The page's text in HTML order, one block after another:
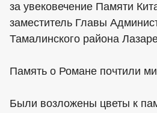
за увековечение Памяти
заместитель Главы
Тамалинского района
Память о Романе почтили
Были возложены цветы к